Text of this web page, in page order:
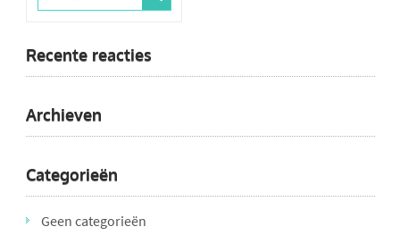
Recente reacties
Archieven
Categorieën
Geen categorieën